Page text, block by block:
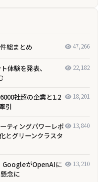
総まとめ 47,266
体験を発表、
22,182
社超の企業と1.2
引
18,201
ティングパワーレポ
とグリーンクラスタ
13,840
GoogleがOpenAIに
念に
13,210